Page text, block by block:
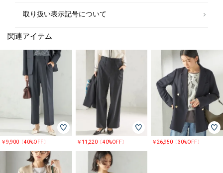
取り扱い表示記号について
関連アイテム
￥9,900〔40%OFF〕 ￥11,220〔40%OFF〕 ￥26,950〔30%OFF〕